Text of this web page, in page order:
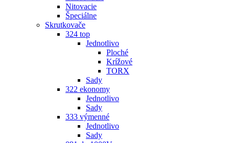
Nitovacie
Špeciálne
Skrutkovače
324 top
Jednotlivo
Ploché
Krížové
TORX
Sady
322 ekonomy
Jednotlivo
Sady
333 výmenné
Jednotlivo
Sady